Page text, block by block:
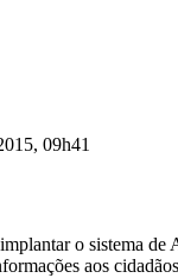
09h41
o sistema
aos